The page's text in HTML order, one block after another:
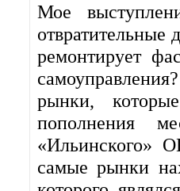
Мое
отвратительные
ремонтирует
рынки,
пополнения
«Ильинского»
самые рынки